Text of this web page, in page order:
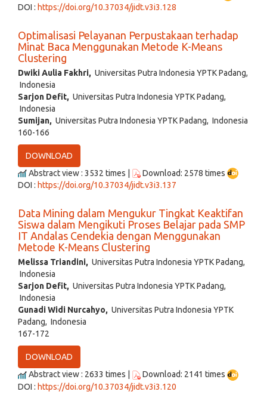
DOI : https://doi.org/10.37034/jidt.v3i3.128
Optimalisasi Pelayanan Perpustakaan terhadap
Minat Baca Menggunakan Metode K-Means
Clustering
Dwiki Aulia Fakhri, Universitas Putra Indonesia YPTK Padang,
Indonesia
Sarjon Defit, Universitas Putra Indonesia YPTK Padang,
Indonesia
Sumijan, Universitas Putra Indonesia YPTK Padang, Indonesia
160-166
DOWNLOAD
Abstract view : 3532 times |
Download: 2578 times
DOI : https://doi.org/10.37034/jidt.v3i3.137
Data Mining dalam Mengukur Tingkat Keaktifan
Siswa dalam Mengikuti Proses Belajar pada SMP
IT Andalas Cendekia dengan Menggunakan
Metode K-Means Clustering
Melissa Triandini, Universitas Putra Indonesia YPTK Padang,
Indonesia
Sarjon Defit, Universitas Putra Indonesia YPTK Padang,
Indonesia
Gunadi Widi Nurcahyo, Universitas Putra Indonesia YPTK
Padang, Indonesia
167-172
DOWNLOAD
Abstract view : 2633 times |
Download: 2141 times
DOI : https://doi.org/10.37034/jidt.v3i3.120